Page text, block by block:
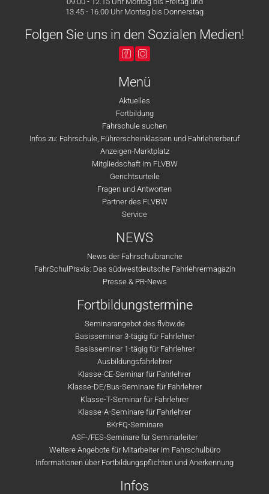
13.45 - 16.00 Uhr Montag bis Donnerstag
Folgen Sie uns in den Sozialen Medien!
Menü
Aktuelles
Fortbildung
Fahrschule suchen
Infos zu: Fahrschule, Führerscheinklassen und Fahrlehrerberuf
Anzeigen-Marktplatz
Mitgliedschaft im FLVBW
Gerichtsurteile
Fragen und Antworten
Partner des FLVBW
Service
NEWS
News der Fahrschulbranche
FahrSchulPraxis: Das südwestdeutsche Fahrlehrermagazin
Presse & PR-News
Fortbildungstermine
Seminarangebot des flvbw.de
Basisseminar 3-tägig für Fahrlehrer
Basisseminar 1-tägig für Fahrlehrer
Ausbildungsfahrlehrer
Klasse-CE-Seminar für Fahrlehrer
Klasse-DE/Bus-Seminare für Fahrlehrer
Klasse-T-Seminar für Fahrlehrer
Klasse-A-Seminare für Fahrlehrer
BKrFQ-Seminare
ASF-/FES-Seminare für Seminarleiter
Weitere Angebote für Mitarbeiter im Fahrschulbüro
Informationen über Fortbildungspflichten und Anerkennung
Infos